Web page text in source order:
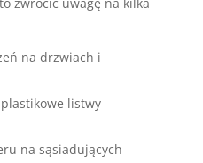
na drzwiach i
listwy
na sąsiadujących